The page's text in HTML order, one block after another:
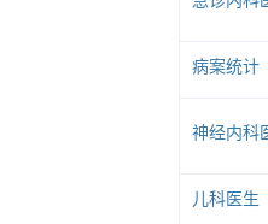
病案统计
神经内科
儿科医生